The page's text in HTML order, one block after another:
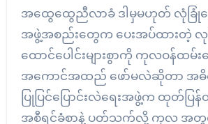
အထွေထွေညီလာခံ ဒါမှမဟုတ် လုံခြုံရ
အဖွဲ့အစည်းတွေက ပေးအပ်ထားတဲ့ လု
ထောင်ပေါင်းများစွာကို ကုလဝန်
အကောင်အထည် ဖော်မလဲဆိုတာ အဓိ
ပြုပြင်ပြောင်းလဲရေးအဖွဲ့က ထုတ်ပြ
အစီရင်ခံစာနဲ့ ပတ်သက်လို့ ကုလ အတွင်း